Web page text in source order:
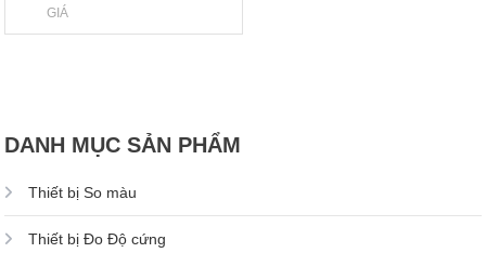
GIÁ
DANH MỤC SẢN PHẨM
Thiết bị So màu
Thiết bị Đo Độ cứng